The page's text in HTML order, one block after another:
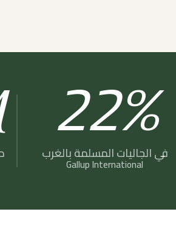
22%
في الجاليات المسلمة بالغرب
Gallup International